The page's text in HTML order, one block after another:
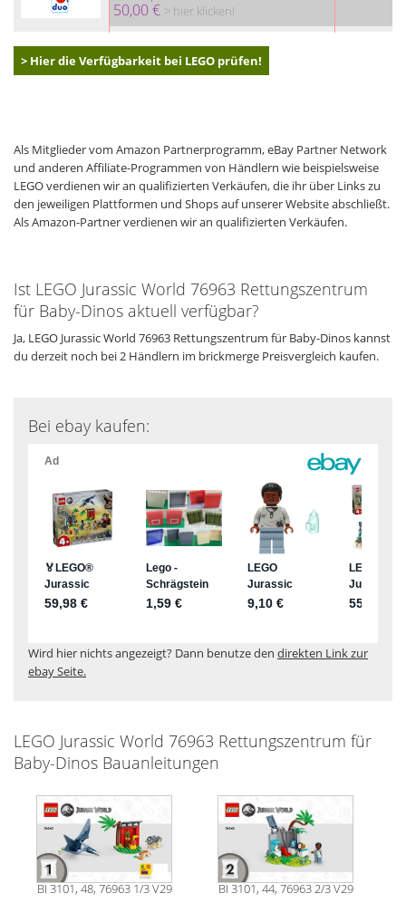
50,00 € > hier klicken!
> Hier die Verfügbarkeit bei LEGO prüfen!
Als Mitglieder vom Amazon Partnerprogramm, eBay Partner Network
und anderen Affiliate-Programmen von Händlern wie beispielsweise
LEGO verdienen wir an qualifizierten Verkäufen, die ihr über Links zu
den jeweiligen Plattformen und Shops auf unserer Website abschließt.
Als Amazon-Partner verdienen wir an qualifizierten Verkäufen.
Ist LEGO Jurassic World 76963 Rettungszentrum
für Baby-Dinos aktuell verfügbar?
Ja, LEGO Jurassic World 76963 Rettungszentrum für Baby-Dinos kannst
du derzeit noch bei 2 Händlern im brickmerge Preisvergleich kaufen.
Bei ebay kaufen:
Wird hier nichts angezeigt? Dann benutze den direkten Link zur
ebay Seite.
LEGO Jurassic World 76963 Rettungszentrum für
Baby-Dinos Bauanleitungen
BI 3101, 48, 76963 1/3 V29 BI 3101, 44, 76963 2/3 V29